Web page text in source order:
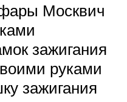
Москвич
зажигания
руками
зажигания